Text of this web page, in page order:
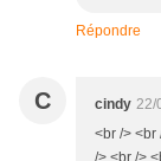
Répondre
C cindy 22/
<br /> <br
/> <br />